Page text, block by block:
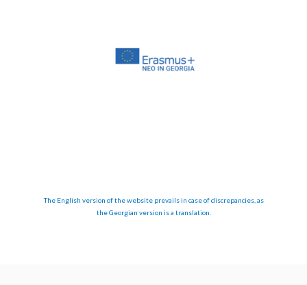
The English version of the website prevails in case of discrepancies, as
the Georgian version is a translation.